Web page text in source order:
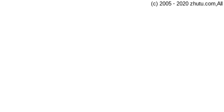
(c) 2005 - 2020